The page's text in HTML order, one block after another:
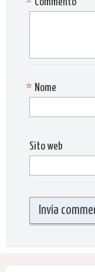
Nome
*
Sito web